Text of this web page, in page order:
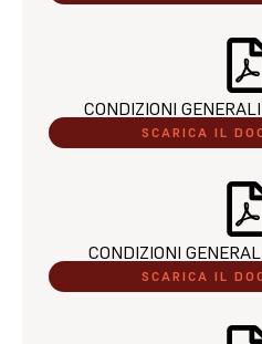
CONDIZIONI
SCARICA IL
CONDIZIONI
SCARICA IL